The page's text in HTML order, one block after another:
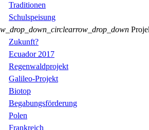
Traditionen
Schulspeisung
arrow_drop_down
Zukunft?
Ecuador 2017
Regenwaldprojekt
Galileo-Projekt
Biotop
Begabungsförderung
Polen
Frankreich